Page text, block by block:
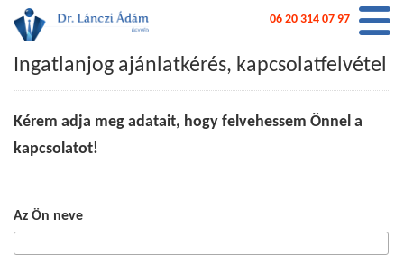
06 20 314 07 97
Ingatlanjog ajánlatkérés, kapcsolatfelvétel
Kérem adja meg adatait, hogy felvehessem Önnel a
kapcsolatot!
Az Ön neve